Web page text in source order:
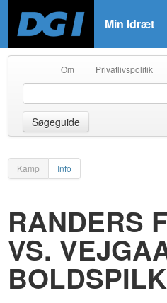
Min Idræt
Om Privatlivspolitik
Søgeguide
Kamp Info
RANDERS
VS.